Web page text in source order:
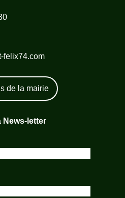
felix74.com
de la mairie
News-letter